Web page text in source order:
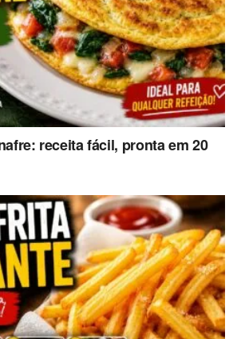
receita fácil, pronta em 20